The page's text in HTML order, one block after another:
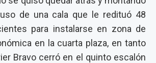
de una cala que le redituó 48
para instalarse en zona de
en la cuarta plaza, en tanto
Bravo cerró en el quinto escalón